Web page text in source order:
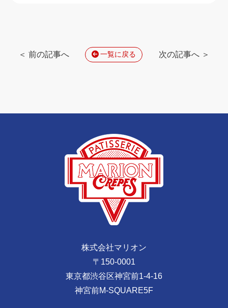
＜ 前の記事へ 一覧に戻る 次の記事へ ＞
株式会社マリオン
〒150-0001
東京都渋谷区神宮前1-4-16
神宮前M-SQUARE5F